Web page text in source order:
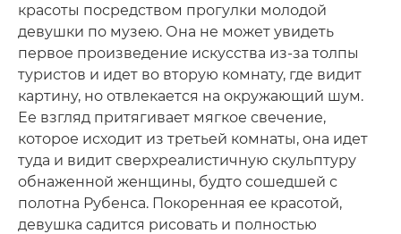
красоты посредством прогулки молодой
девушки по музею. Она не может увидеть
первое произведение искусства из-за толпы
туристов и идет во вторую комнату, где видит
картину, но отвлекается на окружающий шум.
Ее взгляд притягивает мягкое свечение,
которое исходит из третьей комнаты, она идет
туда и видит сверхреалистичную скульптуру
обнаженной женщины, будто сошедшей с
полотна Рубенса. Покоренная ее красотой,
девушка садится рисовать и полностью